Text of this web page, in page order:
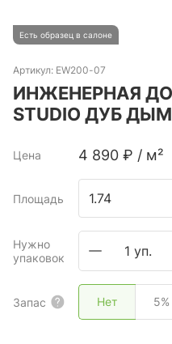
Есть образец в салоне
Артикул: EW200-07
ИНЖЕНЕРНАЯ
STUDIO ДУБ
Цена 4 890 ₽ / м²
Площадь
Нужно
упаковок
1 уп.
Запас Нет 5%